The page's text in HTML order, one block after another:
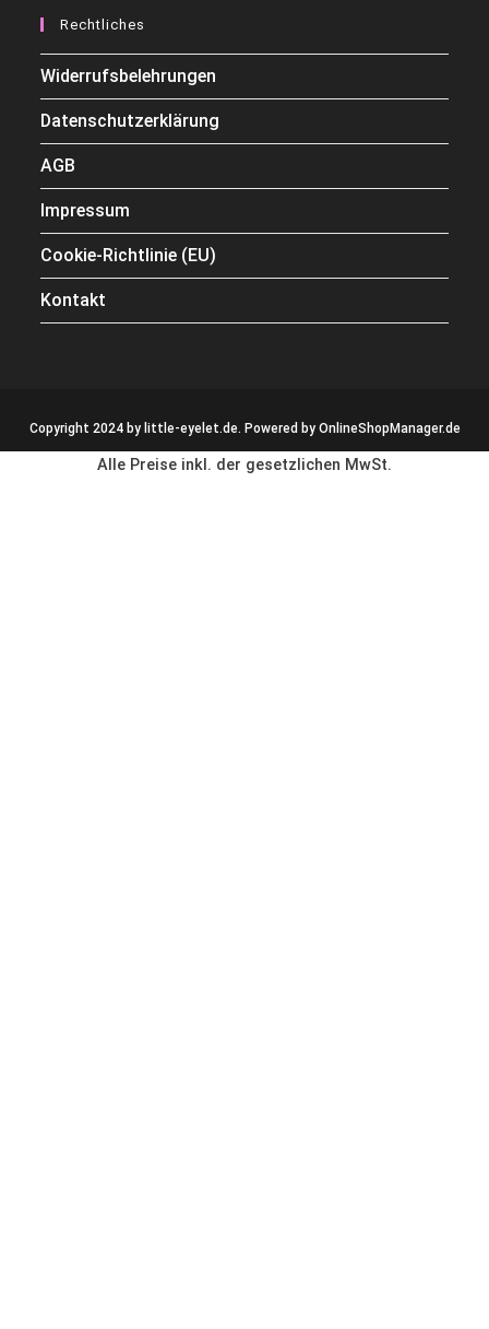
Rechtliches
Widerrufsbelehrungen
Datenschutzerklärung
AGB
Impressum
Cookie-Richtlinie (EU)
Kontakt
Copyright 2024 by little-eyelet.de. Powered by OnlineShopManager.de
Alle Preise inkl. der gesetzlichen MwSt.